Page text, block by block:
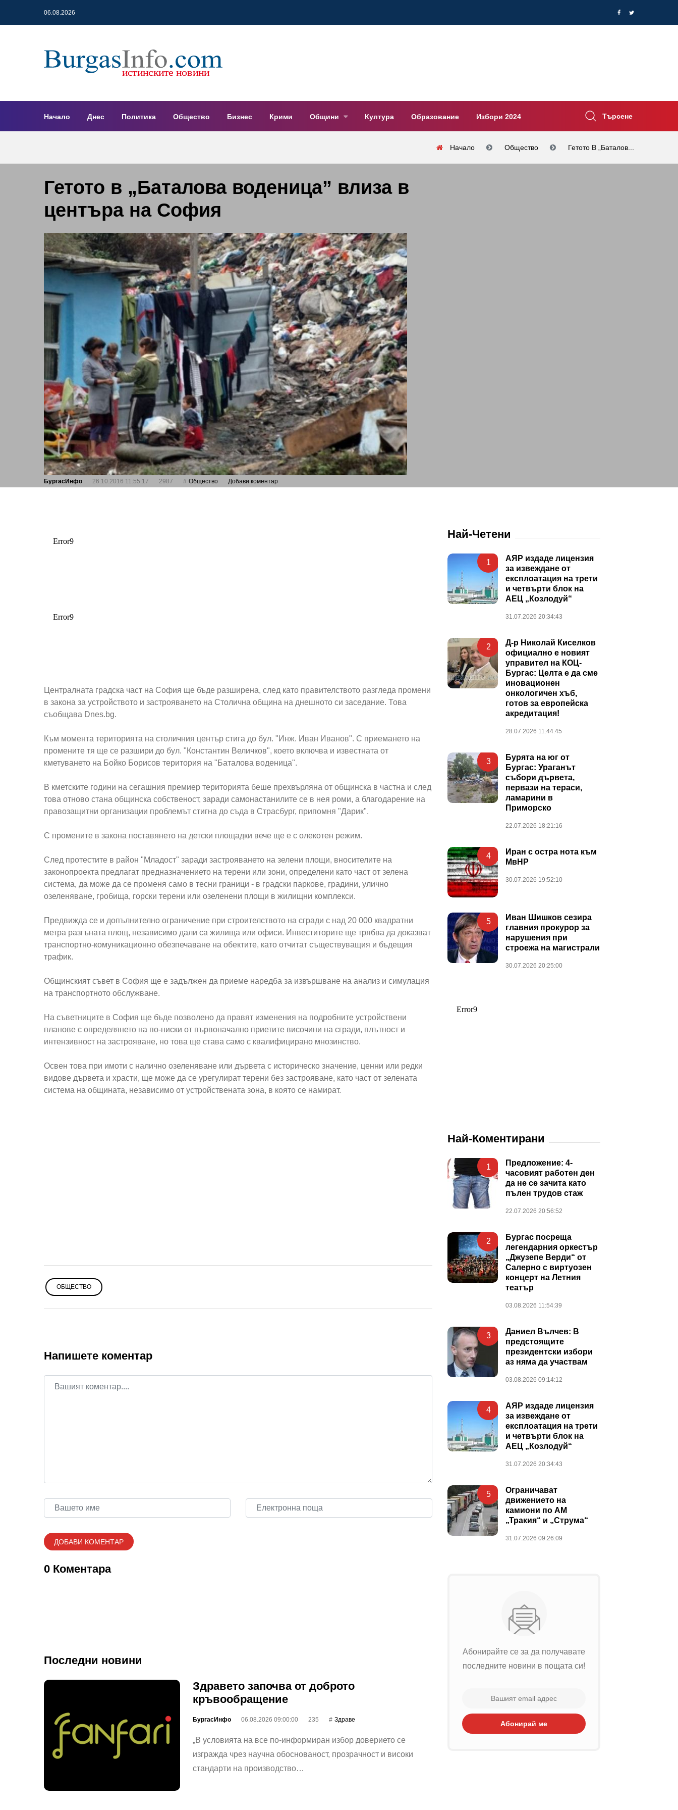
06.08.2026
Начало Днес Политика Общество Бизнес Крими Общини Култура Образование Избори 2024 Търсене
Начало Общество Гетото В „Баталов...
Гетото в „Баталова воденица” влиза в
центъра на София
БургасИнфо 26.10.2016 11:55:17 2987 Общество Добави коментар
Централната градска част на София ще бъде разширена, след като правителството разгледа промени
в закона за устройството и застрояването на Столична община на днешното си заседание. Това
съобщава Dnes.bg.
Към момента територията на столичния център стига до бул. "Инж. Иван Иванов". С приемането на
промените тя ще се разшири до бул. "Константин Величков", което включва и известната от
кметуването на Бойко Борисов територия на "Баталова воденица".
В кметските години на сегашния премиер територията беше прехвърляна от общинска в частна и след
това отново стана общинска собственост, заради самонастанилите се в нея роми, а благодарение на
правозащитни организации проблемът стигна до съда в Страсбург, припомня "Дарик".
С промените в закона поставянето на детски площадки вече ще е с олекотен режим.
След протестите в район "Младост" заради застрояването на зелени площи, вносителите на
законопроекта предлагат предназначението на терени или зони, определени като част от зелена
система, да може да се променя само в тесни граници - в градски паркове, градини, улично
озеленяване, гробища, горски терени или озеленени площи в жилищни комплекси.
Предвижда се и допълнително ограничение при строителството на сгради с над 20 000 квадратни
метра разгъната площ, независимо дали са жилища или офиси. Инвеститорите ще трябва да доказват
транспортно-комуникационно обезпечаване на обектите, като отчитат съществуващия и бъдещия
трафик.
Общинският съвет в София ще е задължен да приеме наредба за извършване на анализ и симулация
на транспортното обслужване.
На съветниците в София ще бъде позволено да правят изменения на подробните устройствени
планове с определянето на по-ниски от първоначално приетите височини на сгради, плътност и
интензивност на застрояване, но това ще става само с квалифицирано мнозинство.
Освен това при имоти с налично озеленяване или дървета с историческо значение, ценни или редки
видове дървета и храсти, ще може да се урегулират терени без застрояване, като част от зелената
система на общината, независимо от устройствената зона, в която се намират.
ОБЩЕСТВО
Напишете коментар
0 Коментара
Последни новини
Здравето започва от доброто
кръвообращение
БургасИнфо 06.08.2026 09:00:00 235 Здраве
„В условията на все по-информиран избор доверието се
изгражда чрез научна обоснованост, прозрачност и високи
стандарти на производство…
Най-Четени
1
АЯР издаде лицензия
за извеждане от
експлоатация на трети
и четвърти блок на
АЕЦ „Козлодуй“
31.07.2026 20:34:43
2
Д-р Николай Киселков
официално е новият
управител на КОЦ-
Бургас: Целта е да сме
иновационен
онкологичен хъб,
готов за европейска
акредитация!
28.07.2026 11:44:45
3
Бурята на юг от
Бургас: Ураганът
събори дървета,
первази на тераси,
ламарини в
Приморско
22.07.2026 18:21:16
4
Иран с остра нота към
МвНР
30.07.2026 19:52:10
5
Иван Шишков сезира
главния прокурор за
нарушения при
строежа на магистрали
30.07.2026 20:25:00
Най-Коментирани
1
Предложение: 4-
часовият работен ден
да не се зачита като
пълен трудов стаж
22.07.2026 20:56:52
2
Бургас посреща
легендарния оркестър
„Джузепе Верди“ от
Салерно с виртуозен
концерт на Летния
театър
03.08.2026 11:54:39
3
Даниел Вълчев: В
предстоящите
президентски избори
аз няма да участвам
03.08.2026 09:14:12
4
АЯР издаде лицензия
за извеждане от
експлоатация на трети
и четвърти блок на
АЕЦ „Козлодуй“
31.07.2026 20:34:43
5
Ограничават
движението на
камиони по АМ
„Тракия“ и „Струма“
31.07.2026 09:26:09
Абонирайте се за да получавате
последните новини в пощата си!
Абонирай ме